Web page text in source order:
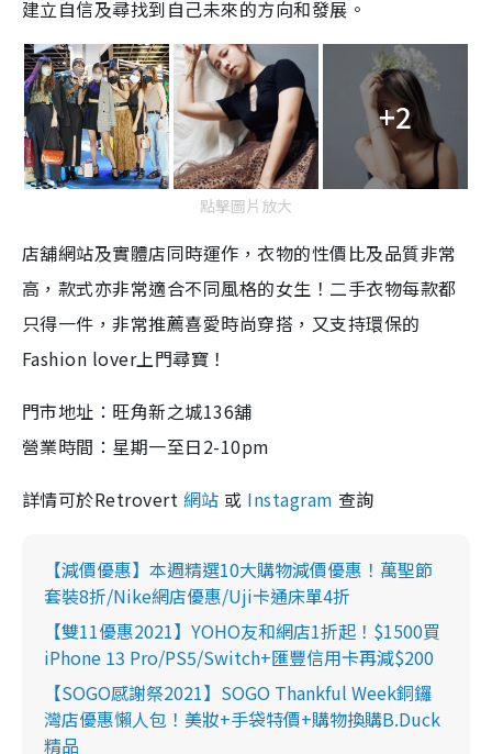
建立自信及尋找到自己未來的方向和發展。
+2
點擊圖片放大
店舖網站及實體店同時運作，衣物的性價比及品質非常
高，款式亦非常適合不同風格的女生！二手衣物每款都
只得一件，非常推薦喜愛時尚穿搭，又支持環保的
Fashion lover上門尋寶！
門市地址： 旺角新之城136舖
營業時間：星期一至日2-10pm
詳情可於Retrovert 網站 或 Instagram 查詢
【減價優惠】本週精選10大購物減價優惠！萬聖節
套裝8折/Nike網店優惠/Uji卡通床單4折
【雙11優惠2021】YOHO友和網店1折起！$1500買
iPhone 13 Pro/PS5/Switch+匯豐信用卡再減$200
【SOGO感謝祭2021】SOGO Thankful Week銅鑼
灣店優惠懶人包！美妝+手袋特價+購物換購B.Duck
精品